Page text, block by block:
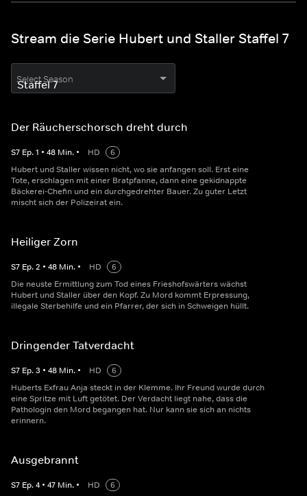
Stream die Serie Hubert und Staller Staffel 7
Select Season
Der Räucherschorsch dreht durch
S7 Ep.1 • 48 Min. • HD
6
Hubert und Staller wissen nicht, wo sie anfangen soll. Erst eine
Tote, erschlagen mit einer Bratpfanne, dann eine gekidnappte
Bäckerei-Chefin und ein durchgedrehter Bauer. Zu guter Letzt
mischt sich der Polizeirat ein.
Heiliger Zorn
S7 Ep.2 • 48 Min. • HD
6
Die neuste Ermittlung zum Tod eines Frieshofswärters wächst
Hubert und Staller über den Kopf. Zu Mord kommt Erpressung,
illegale Sterbehilfe und ein Pfarrer, der sich in Schweigen hüllt.
Dringender Tatverdacht
S7 Ep.3 • 48 Min. • HD
6
Huberts Exfrau Anja steckt in der Klemme. Ihr Freund wurde durch
eine Spritze mit Luft getötet. Der Verdacht liegt nahe, dass die
Pathologin den Mord begangen hat. Nur kann sie sich an nichts
erinnern.
Ausgebrannt
S7 Ep.4 • 47 Min. • HD
6